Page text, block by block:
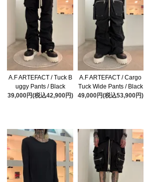
A.F ARTEFACT / Tuck B
uggy Pants / Black
39,000円(税込42,900円)
A.F ARTEFACT / Cargo
Tuck Wide Pants / Black
49,000円(税込53,900円)